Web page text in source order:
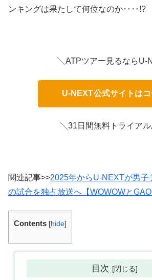
ンキングは果たして何位なのか‥‥!?
╲ATPツアー見るならU-
U-NEXT公式サイトはコ
╲31日間無料トライアル
関連記事>>2025年からU-NEXTが男子
の試合を独占放送へ【WOWOWと
Contents [hide]
目次